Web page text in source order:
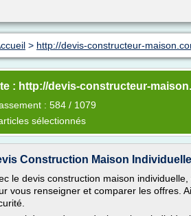
> http://devis-constructeur-
: http://devis-constructeur-
: 584 / 1079
sélectionnés
Construction Maison
le devis construction maison
vous renseigner et comparer les offres.